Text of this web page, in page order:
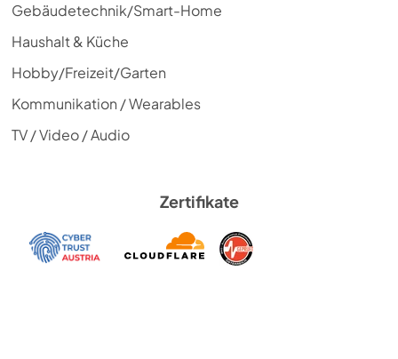
Gebäudetechnik/Smart-Home
Haushalt & Küche
Hobby/Freizeit/Garten
Kommunikation / Wearables
TV / Video / Audio
Zertifikate